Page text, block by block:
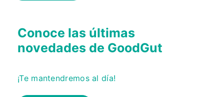
Conoce las últimas
novedades de GoodGut
¡Te mantendremos al día!